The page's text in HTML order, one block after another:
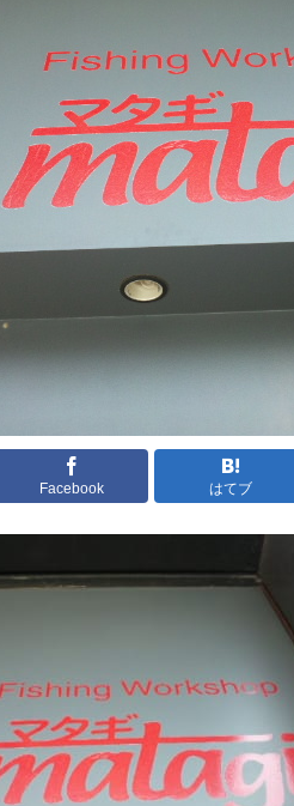
Facebook はてブ